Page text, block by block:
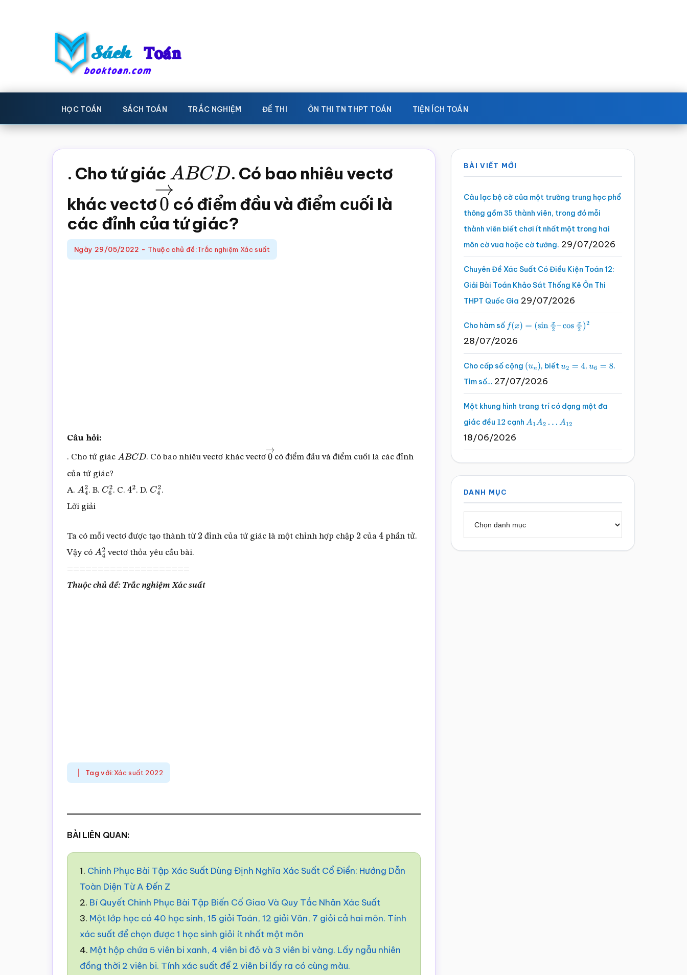
Sách
Toán
-
Học
toán
Học
toán,
toán,
khoa
trắc
nghiệm
HỌC TOÁN SÁCH TOÁN TRẮC NGHIỆM ĐỀ THI ÔN THI TN THPT TOÁN TIỆN ÍCH TOÁN
. Cho tứ giác ABCD
. Có bao nhiêu vectơ
khác vectơ0 →
có điểm đầu và điểm cuối là
các đỉnh của tứ giác?
Ngày 29/05/2022 - Thuộc chủ đề:Trắc nghiệm Xác suất
Câu hỏi:
. Cho tứ giác ABCD . Có bao nhiêu vectơ khác vectơ0 →
có điểm đầu và điểm cuối là các đỉnh
của tứ giác?
A. A42. B. C6 2. C.42 . D. C4 2.
Lời giải
Ta có mỗi vectơ được tạo thành từ 2 đỉnh của tứ giác là một chỉnh hợp chập 2 của4 phần tử.
Vậy có A42 vectơ thỏa yêu cầu bài.
====================
Thuộc chủ đề: Trắc nghiệm Xác suất
Tag với:Xác suất 2022
BÀI LIÊN QUAN:
1. Chinh Phục Bài Tập Xác Suất Dùng Định Nghĩa Xác Suất Cổ Điển: Hướng Dẫn
Toàn Diện Từ A Đến Z
2. Bí Quyết Chinh Phục Bài Tập Biến Cố Giao Và Quy Tắc Nhân Xác Suất
3. Một lớp học có 40 học sinh, 15 giỏi Toán, 12 giỏi Văn, 7 giỏi cả hai môn. Tính
xác suất để chọn được 1 học sinh giỏi ít nhất một môn
4. Một hộp chứa 5 viên bi xanh, 4 viên bi đỏ và 3 viên bi vàng. Lấy ngẫu nhiên
đồng thời 2 viên bi. Tính xác suất để 2 viên bi lấy ra có cùng màu.
Sidebar
chính
BÀI VIẾT MỚI
Câu lạc bộ cờ của một trường trung học phổ
thông gồm35 thành viên, trong đó mỗi
thành viên biết chơi ít nhất một trong hai
môn cờ vua hoặc cờ tướng. 29/07/2026
Chuyên Đề Xác Suất Có Điều Kiện Toán 12:
Giải Bài Toán Khảo Sát Thống Kê Ôn Thi
THPT Quốc Gia 29/07/2026
Cho hàm số f(x)=(sinx2 –cosx2 )2
28/07/2026
Cho cấp số cộng (un), biếtu2 =4 , u6 =8
.
Tìm số… 27/07/2026
Một khung hình trang trí có dạng một đa
giác đều 12 cạnh A1A2…A 12
18/06/2026
DANH MỤC